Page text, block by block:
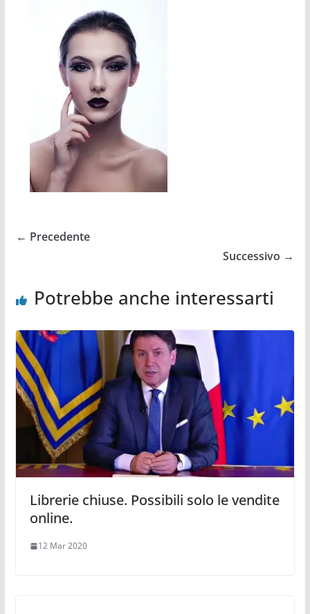
← Precedente
Successivo →
Potrebbe anche interessarti
Librerie chiuse. Possibili solo le vendite
online.
12 Mar 2020